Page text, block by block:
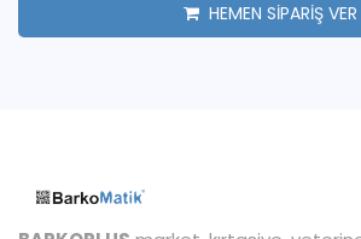
HEMEN SİPARİŞ VER